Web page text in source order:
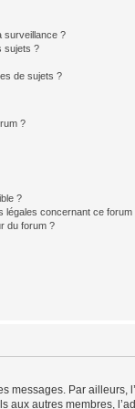
surveillance ?
sujets ?
de sujets ?
?
?
légales concernant ce forum
du forum ?
messages. Par ailleurs,
autres membres,